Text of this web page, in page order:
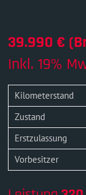
39.990 €
Inkl. 19%
Kilometerstand
Zustand
Erstzulassung
Vorbesitzer